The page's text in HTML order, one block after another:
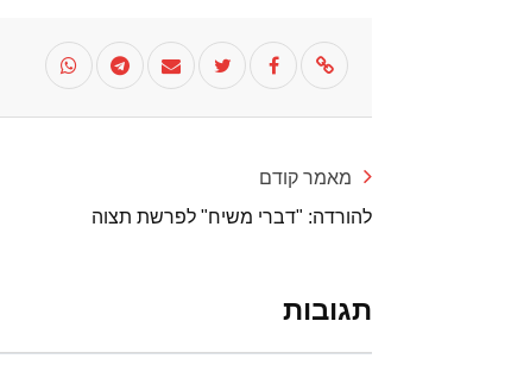
מאמר קודם
להורדה: "דברי משיח" לפרשת תצוה
תגובות